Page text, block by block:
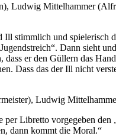
Ludwig Mittelhammer
stimmlich und spielerisch
Dann sieht
er den Güllern das
Dass das der Ill nicht
Ludwig
Libretto vorgegeben
dann kommt die Moral.“